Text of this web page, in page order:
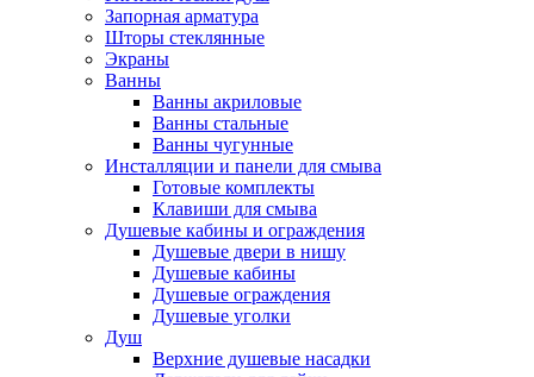
Запорная арматура
Шторы стеклянные
Экраны
Ванны
Ванны акриловые
Ванны стальные
Ванны чугунные
Инсталляции и панели для смыва
Готовые комплекты
Клавиши для смыва
Душевые кабины и ограждения
Душевые двери в нишу
Душевые кабины
Душевые ограждения
Душевые уголки
Душ
Верхние душевые насадки